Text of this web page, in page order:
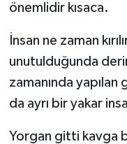
önemlidir kısaca.
İnsan ne zaman
unutulduğunda
zamanında yapılan
da ayrı bir yakar
Yorgan gitti kavga